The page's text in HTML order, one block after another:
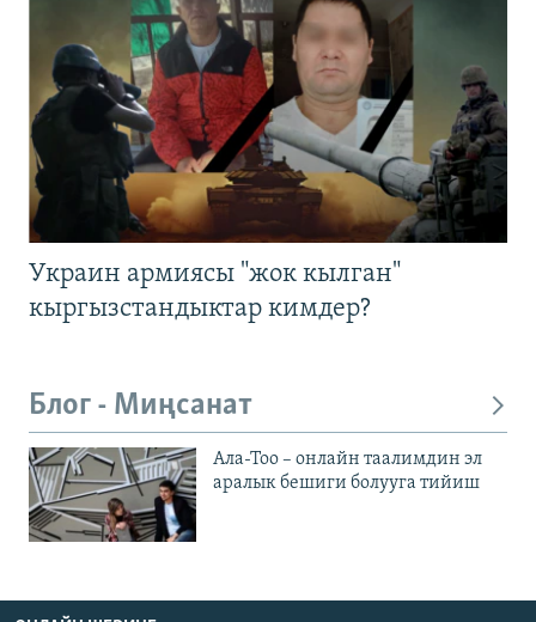
Украин армиясы "жок кылган"
кыргызстандыктар кимдер?
Блог - Миңсанат
Ала-Тоо – онлайн таалимдин эл
аралык бешиги болууга тийиш